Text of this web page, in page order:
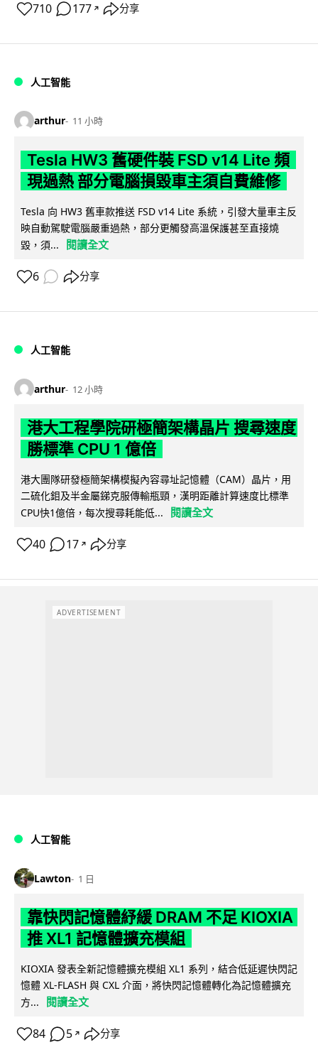
710 177 ↗ 分享
人工智能
arthur 11 小時
Tesla HW3 舊硬件裝 FSD v14 Lite 頻
現過熱 部分電腦損毀車主須自費維修
Tesla 向 HW3 舊車款推送 FSD v14 Lite 系統，引發大量車主反
映自動駕駛電腦嚴重過熱，部分更觸發高溫保護甚至直接燒
毀，須...
閱讀全文
6 分享
人工智能
arthur 12 小時
港大工程學院研極簡架構晶片 搜尋速度
勝標準 CPU 1 億倍
港大團隊研發極簡架構模擬內容尋址記憶體（CAM）晶片，用
二硫化鉬及半金屬銻克服傳輸瓶頸，漢明距離計算速度比標準
CPU快1億倍，每次搜尋耗能低...
閱讀全文
40 17 ↗ 分享
ADVERTISEMENT
人工智能
Lawton 1 日
靠快閃記憶體紓緩 DRAM 不足 KIOXIA
推 XL1 記憶體擴充模組
KIOXIA 發表全新記憶體擴充模組 XL1 系列，結合低延遲快閃記
憶體 XL-FLASH 與 CXL 介面，將快閃記憶體轉化為記憶體擴充
方...
閱讀全文
84 5 ↗ 分享